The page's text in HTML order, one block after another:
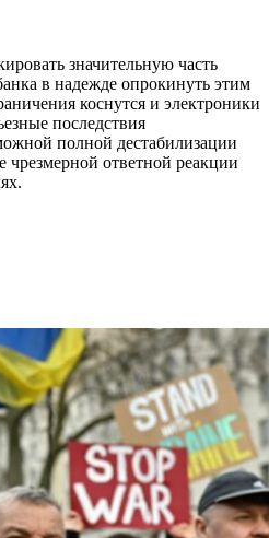
значительную часть
в надежде опрокинуть этим
коснутся и электроники
последствия
полной дестабилизации
чрезмерной ответной реакции